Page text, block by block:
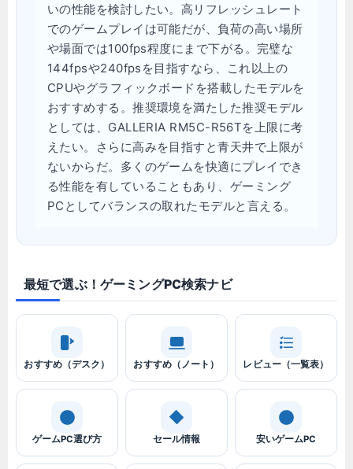
いの性能を検討したい。高リフレッシュレート
でのゲームプレイは可能だが、負荷の高い場所
や場面では100fps程度にまで下がる。完璧な
144fpsや240fpsを目指すなら、これ以上の
CPUやグラフィックボードを搭載したモデルを
おすすめする。推奨環境を満たした推奨モデル
としては、GALLERIA RM5C-R56Tを上限に考
えたい。さらに高みを目指すと青天井で上限が
ないからだ。多くのゲームを快適にプレイでき
る性能を有していることもあり、ゲーミング
PCとしてバランスの取れたモデルと言える。
最短で選ぶ！ゲーミングPC検索ナビ
おすすめ（デスク） おすすめ（ノート） レビュー（一覧表）
ゲームPC選び方 セール情報 安いゲームPC